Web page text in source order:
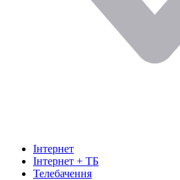
Інтернет
Інтернет + ТБ
Телебачення